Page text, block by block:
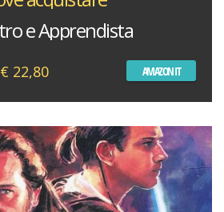
e Apprendista
€ 22,80 AMAZON IT